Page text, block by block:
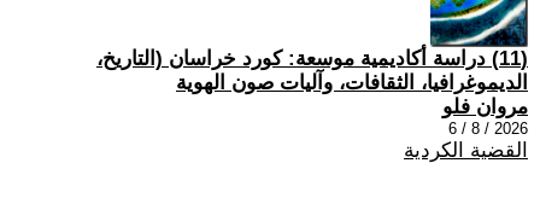
(11) دراسة أكاديمية موسعة: كورد خراسان (التاريخ،
الديموغرافيا، الثقافات، وآليات صون الهوية
مروان فلو
2026 / 8 / 6
القضية الكردية